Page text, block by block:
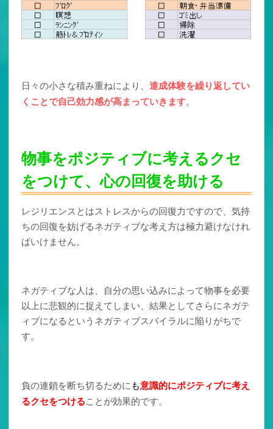
日々の小さな積み重ねにより、 達成体験を繰り返してい
くことで自己効力感が高まっていきます。
物事をポジティブに考えるクセ
をつけて、心の回復を助ける
レジリエンスとはストレスからの回復力ですので、気持
ちの回復を妨げるネガティブな考え方は極力避けなけれ
ばいけません。
ネガティブな人は、自分の思い込みによって物事を必要
以上に悲観的に捉えてしまい、結果としてさらにネガテ
ィブになるというネガティブスパイラルに陥りがちで
す。
負の連鎖を断ち切るためにも意識的にポジティブに考え
るクセをつけることが効果的です。